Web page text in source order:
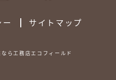
サイトマップ
ら工務店エコフィールド